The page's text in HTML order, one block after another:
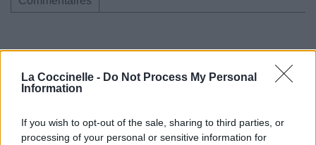
La Coccinelle - Do Not Process My Personal
Information
If you wish to opt-out of the sale, sharing to third parties, or
processing of your personal or sensitive information for
Pour prolonger le plaisir musical :
Télécharger légalement les MP3 ou trouver le CD sur